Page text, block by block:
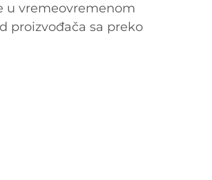
u vremeovremenom
proizvođača sa preko